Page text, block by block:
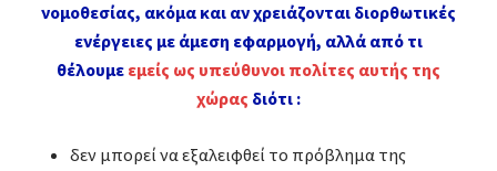
νομοθεσίας, ακόμα και αν χρειάζονται διορθωτικές
ενέργειες με άμεση εφαρμογή, αλλά από τι
θέλουμε εμείς ως υπεύθυνοι πολίτες αυτής της
χώρας διότι :
δεν μπορεί να εξαλειφθεί το πρόβλημα της